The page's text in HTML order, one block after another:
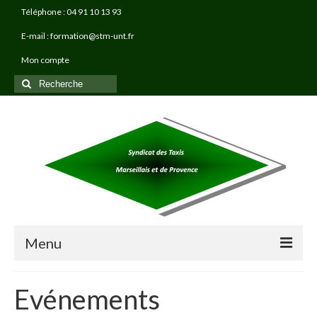
Téléphone : 04 91 10 13 93
E-mail : formation@stm-unt.fr
Mon compte
Rechercher
:
Menu
TAXI PRO FORMATIONS
Evénements